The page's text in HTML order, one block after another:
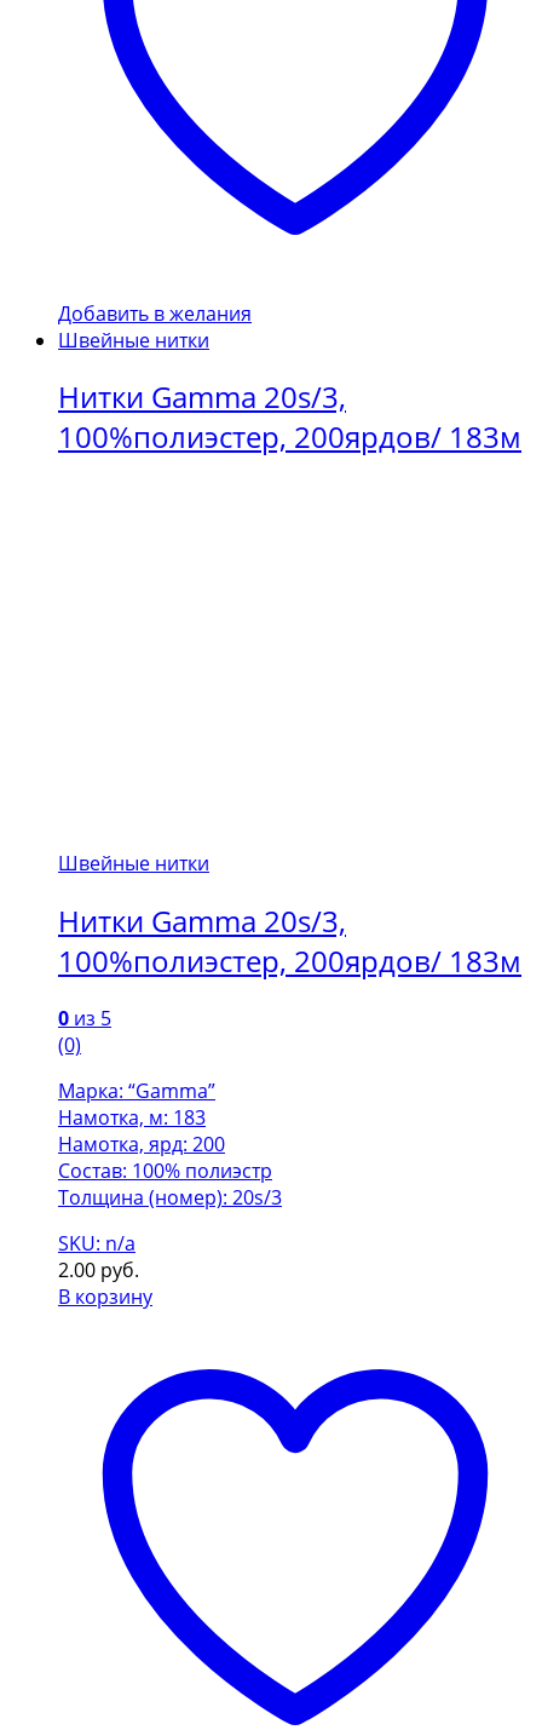
Добавить в желания
Швейные нитки
Нитки Gamma 20s/3,
100%полиэстер, 200ярдов/ 183м
Швейные нитки
Нитки Gamma 20s/3,
100%полиэстер, 200ярдов/ 183м
0 из 5
(0)
Марка: “Gamma”
Намотка, м: 183
Намотка, ярд: 200
Состав: 100% полиэстр
Толщина (номер): 20s/3
SKU: n/a
2.00 руб.
В корзину